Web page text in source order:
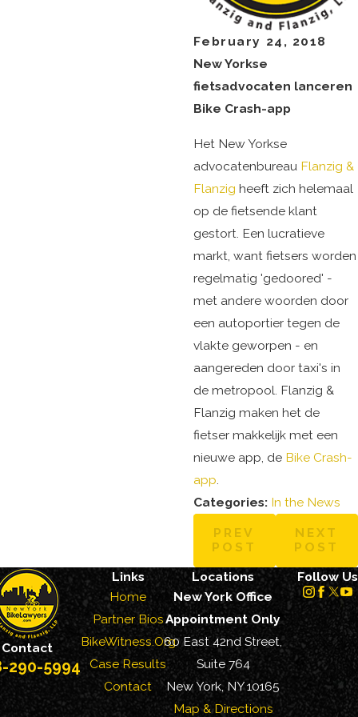
February 24, 2018
New Yorkse
fietsadvocaten lanceren
Bike Crash-app
Het New Yorkse
advocatenbureau Flanzig &
Flanzig heeft zich helemaal
op de fietsende klant
gestort. Een lucratieve
markt, want fietsers worden
regelmatig 'gedoored' -
met andere woorden door
een autoportier tegen de
vlakte geworpen - en
aangereden door taxi's in
de metropool. Flanzig &
Flanzig maken het de
fietser makkelijk met een
nieuwe app, de Bike Crash-
app
Categories: In the News
PREV
POST
NEXT
POST
Contact
290-5994
Links
Home
Partner Bios
BikeWitness.Org
Case Results
Contact
Locations
New York Office
Appointment Only
60 East 42nd Street,
Suite 764
New York, NY 10165
Map & Directions
Follow Us